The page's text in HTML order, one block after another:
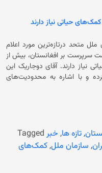
حیاتی نیاز دارند
متحد درتازه‌ترین مورد اعلام
بر افغانستان، بیش از
نیمی از جمعیت این کشور به کمک‌های حیاتی نیاز دارند. آقای دوجاریک این
و با اشاره به محدودیت‌های
مجموعه‌ای از سیاست‌های
بشردوستانه به زنان و دختران را یک راه نجات عنوان کرده است. اخراج مهاجران
دوجاریک در بخشی دیگر از اظهارات خود
به افغانستان، نیازهای حیاتی در
,تازه ها, خبر Tagged
, سازمان ملل,کمک‌های